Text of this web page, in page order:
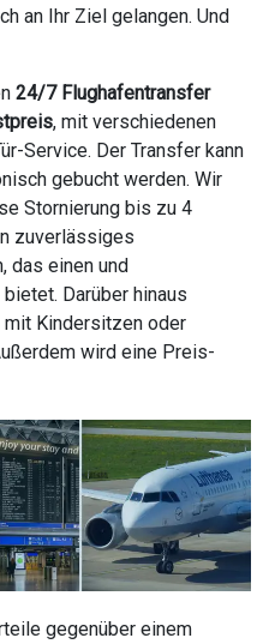
an Ihr Ziel gelangen. Und
24/7 Flughafentransfer
, mit verschiedenen
Service. Der Transfer kann
gebucht werden. Wir
Stornierung bis zu 4
zuverlässiges
das einen und
Darüber hinaus
mit Kindersitzen oder
wird eine Preis-
gegenüber einem